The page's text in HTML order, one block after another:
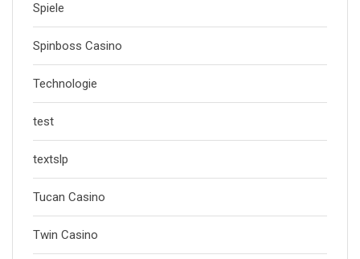
Spiele
Spinboss Casino
Technologie
test
textslp
Tucan Casino
Twin Casino